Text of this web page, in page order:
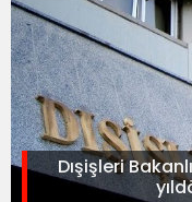
Dışişleri